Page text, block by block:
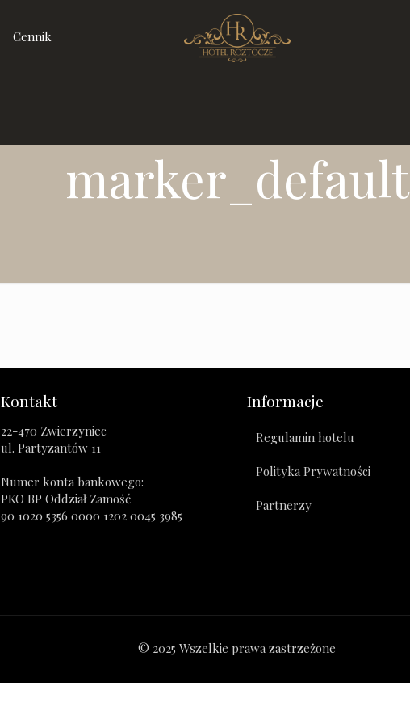
Cennik
marker_default
Kontakt
22-470 Zwierzyniec
ul. Partyzantów 11
Numer konta bankowego:
PKO BP Oddział Zamość
90 1020 5356 0000 1202 0045 3985
Informacje
Regulamin hotelu
Polityka Prywatności
Partnerzy
© 2025 Wszelkie prawa zastrzeżone